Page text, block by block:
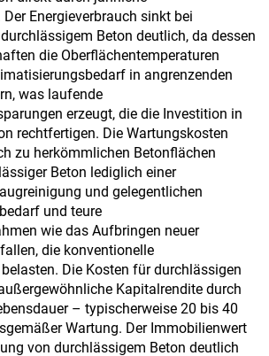
Energieverbrauch sinkt bei
Beton deutlich, da dessen
die Oberflächentemperaturen
in angrenzenden
was laufende
erzeugt, die die Investition in
rechtfertigen. Die Wartungskosten
zu herkömmlichen Betonflächen
Beton lediglich einer
und gelegentlichen
und teure
wie das Aufbringen neuer
die konventionelle
Die Kosten für durchlässigen
Kapitalrendite durch
– typischerweise 20 bis 40
Wartung. Der Immobilienwert
von durchlässigem Beton deutlich